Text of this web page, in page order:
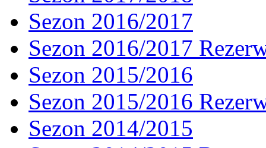
Sezon 2016/2017
Sezon 2016/2017
Sezon 2015/2016
Sezon 2015/2016
Sezon 2014/2015